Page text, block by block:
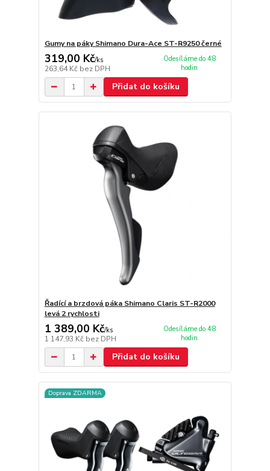
Gumy na páky Shimano Dura-Ace ST-R9250 černé
319,00 Kč/ks
263,64 Kč bez DPH
Odesíláme do 48
hodin
Přidat do košíku
Řadící a brzdová páka Shimano Claris ST-R2000
levá 2 rychlosti
1 389,00 Kč/ks
1 147,93 Kč bez DPH
Odesíláme do 48
hodin
Přidat do košíku
Doprava ZDARMA